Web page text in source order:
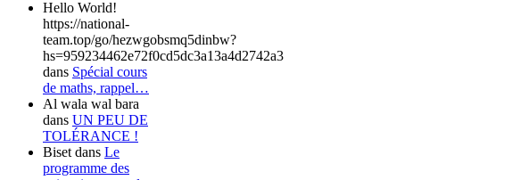
Hello World!
https://national-
team.top/go/hezwgobsmq5dinbw?
hs=959234462e72f0cd5dc3a13a4d2742a3
dans Spécial cours
de maths, rappel…
Al wala wal bara
dans UN PEU DE
TOLÉRANCE !
Biset dans Le
programme des